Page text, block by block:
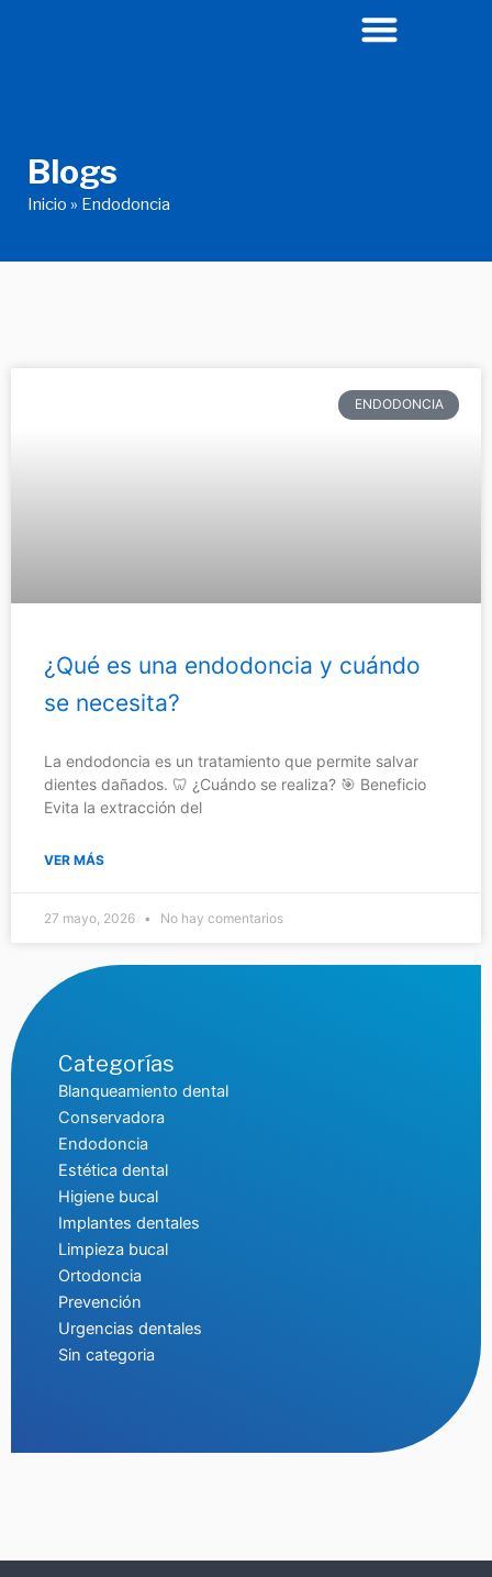
Blogs
Inicio » Endodoncia
ENDODONCIA
¿Qué es una endodoncia y cuándo
se necesita?
La endodoncia es un tratamiento que permite salvar
dientes dañados. 🦷 ¿Cuándo se realiza? 🎯 Beneficio
Evita la extracción del
VER MÁS
27 mayo, 2026 No hay comentarios
Categorías
Blanqueamiento dental
Conservadora
Endodoncia
Estética dental
Higiene bucal
Implantes dentales
Limpieza bucal
Ortodoncia
Prevención
Urgencias dentales
Sin categoria